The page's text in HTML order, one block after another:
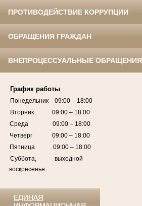
ПРОТИВОДЕЙСТВИЕ КОРРУПЦИИ
ОБРАЩЕНИЯ ГРАЖДАН
ВНЕПРОЦЕССУАЛЬНЫЕ ОБРАЩЕНИЯ
График работы
Понедельник 09:00 – 18:00
Вторник 09:00 – 18:00
Среда 09:00 – 18:00
Четверг 09:00 – 18:00
Пятница 09:00 – 18:00
Суббота, выходной
воскресенье